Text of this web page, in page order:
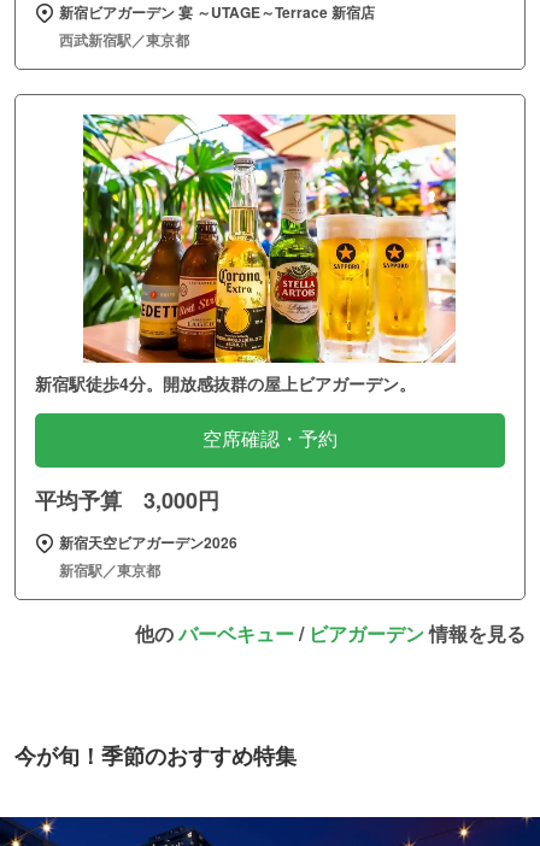
新宿ビアガーデン 宴 ～UTAGE～Terrace 新宿店
西武新宿駅／東京都
新宿駅徒歩4分。開放感抜群の屋上ビアガーデン。
空席確認・予約
平均予算 3,000円
新宿天空ビアガーデン2026
新宿駅／東京都
他のバーベキュー/ ビアガーデン情報を見る
今が旬！季節のおすすめ特集